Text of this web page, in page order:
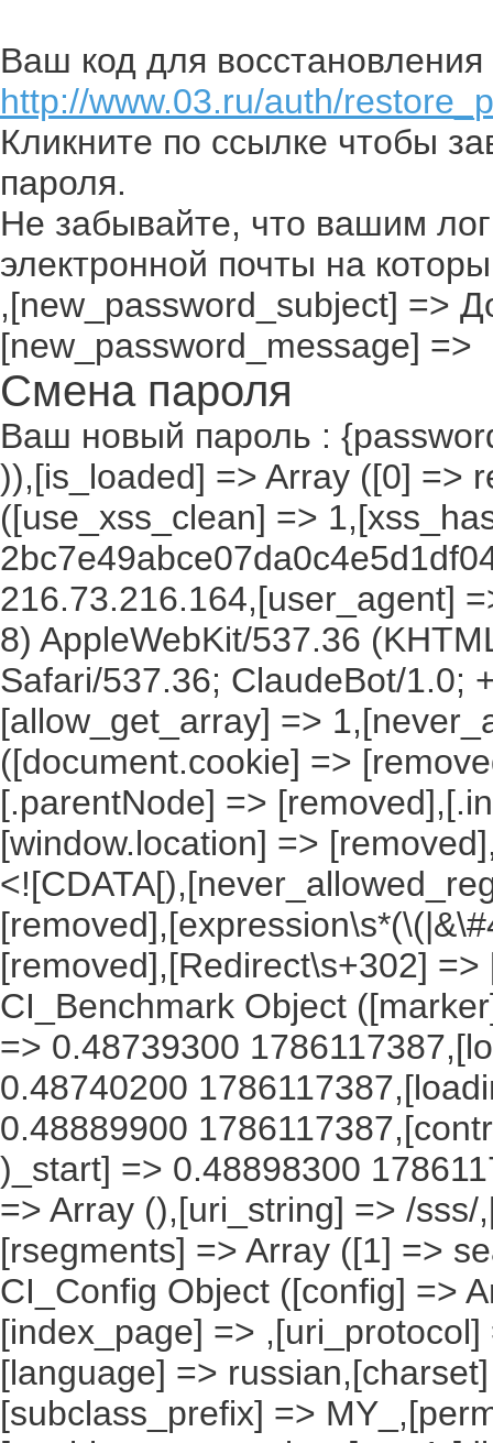
Ваш код для восстановления
http://www.03.ru/auth/
Кликните по ссылке чтобы
пароля.
Не забывайте, что вашим
электронной почты на
,[new_password_subject] =>
[new_password_message] =>
Смена пароля
Ваш новый пароль :
)),[is_loaded] => Array ([0] =>
([use_xss_clean] =>
216.73.216.164,[user_agent]
8) AppleWebKit/537.36
Safari/537.36; ClaudeBot/1.0;
[allow_get_array] =>
([document.cookie] =>
[.parentNode] =>
[window.location] =>
[removed],[Redirect\s+302]
CI_Benchmark Object
=> 0.48739300
0.48740200
0.48889900
)_start] => 0.48898300
=> Array (),[uri_string] => /
[rsegments] => Array ([1] =>
CI_Config Object ([config] =>
[index_page] =>
[language] =>
[subclass_prefix] =>